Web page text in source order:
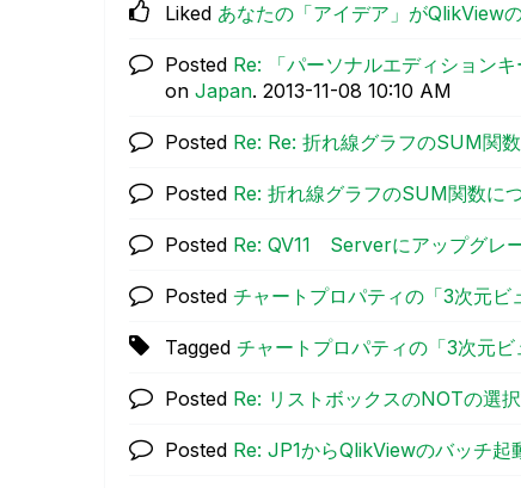
Liked あなたの「アイデア」がQlikView
Posted Re: 「パーソナルエディション
on Japan. ‎2013-11-08 10:10 AM
Posted Re: Re: 折れ線グラフのSUM関数
Posted Re: 折れ線グラフのSUM関数に
Posted Re: QV11 Serverにアップグレ
Posted チャートプロパティの「3次元ビ
Tagged チャートプロパティの「3次元ビ
Posted Re: リストボックスのNOTの選
Posted Re: JP1からQlikViewのバッチ起